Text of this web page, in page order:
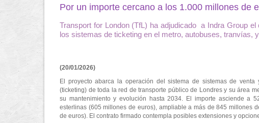
Por un importe cercano a los 1.000 millones de
Transport for London (TfL) ha adjudicado a Indra Group
los sistemas de ticketing en el metro, autobuses, tranvías,
(20/01/2026)
El proyecto abarca la operación del sistema de sistemas de venta
(ticketing) de toda la red de transporte público de Londres y su área
su mantenimiento y evolución hasta 2034. El importe asciende a
esterlinas (605 millones de euros), ampliable a más de 845 millones
de euros). El contrato firmado contempla posibles extensiones y